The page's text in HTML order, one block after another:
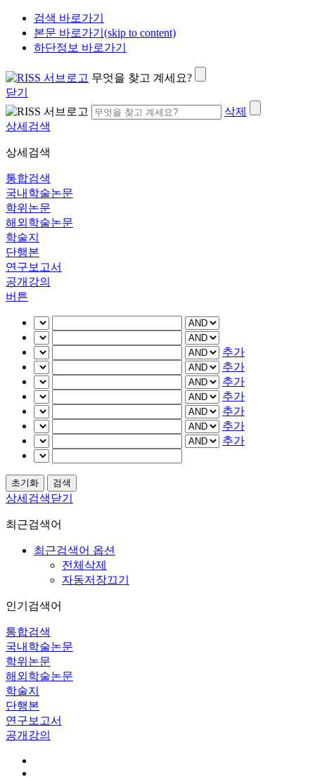
검색 바로가기
본문 바로가기(skip to content)
하단정보 바로가기
무엇을 찾고 계세요?
닫기
삭제
상세검색
상세검색
통합검색
국내학술논문
학위논문
해외학술논문
학술지
단행본
연구보고서
공개강의
버튼
추가
추가
추가
추가
추가
추가
추가
상세검색닫기
최근검색어
최근검색어 옵션
전체삭제
자동저장끄기
인기검색어
통합검색
국내학술논문
학위논문
해외학술논문
학술지
단행본
연구보고서
공개강의